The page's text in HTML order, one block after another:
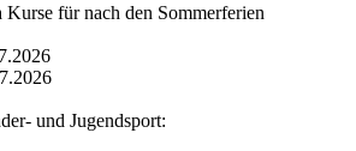
Kurse für nach den Sommerferien
und Jugendsport: